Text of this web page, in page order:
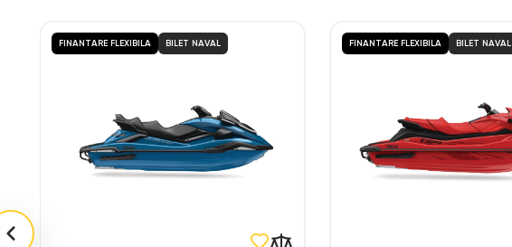
FINANTARE FLEXIBILA BILET NAVAL FINANTARE FLEXIBILA BILET NAVAL